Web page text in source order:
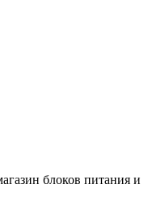
блоков питания и